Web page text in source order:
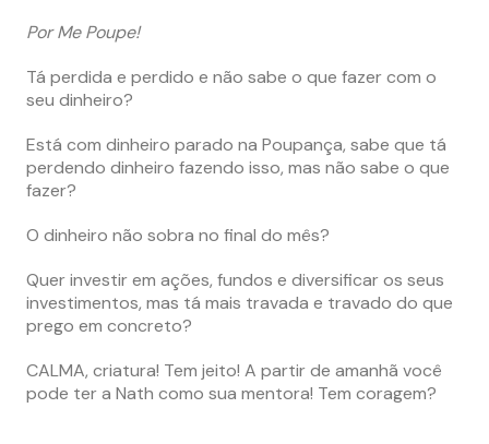
Por Me Poupe!
Tá perdida e perdido e não sabe o que fazer com o
seu dinheiro?
Está com dinheiro parado na Poupança, sabe que tá
perdendo dinheiro fazendo isso, mas não sabe o que
fazer?
O dinheiro não sobra no final do mês?
Quer investir em ações, fundos e diversificar os seus
investimentos, mas tá mais travada e travado do que
prego em concreto?
CALMA, criatura! Tem jeito! A partir de amanhã você
pode ter a Nath como sua mentora! Tem coragem?